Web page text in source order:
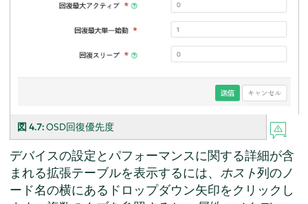
図 4.7:OSD回復優先度
デバイスの設定とパフォーマンスに関する詳細が含
まれる拡張テーブルを表示するには、 ホスト列のノ
ード名の横にあるドロップダウン矢印をクリックし